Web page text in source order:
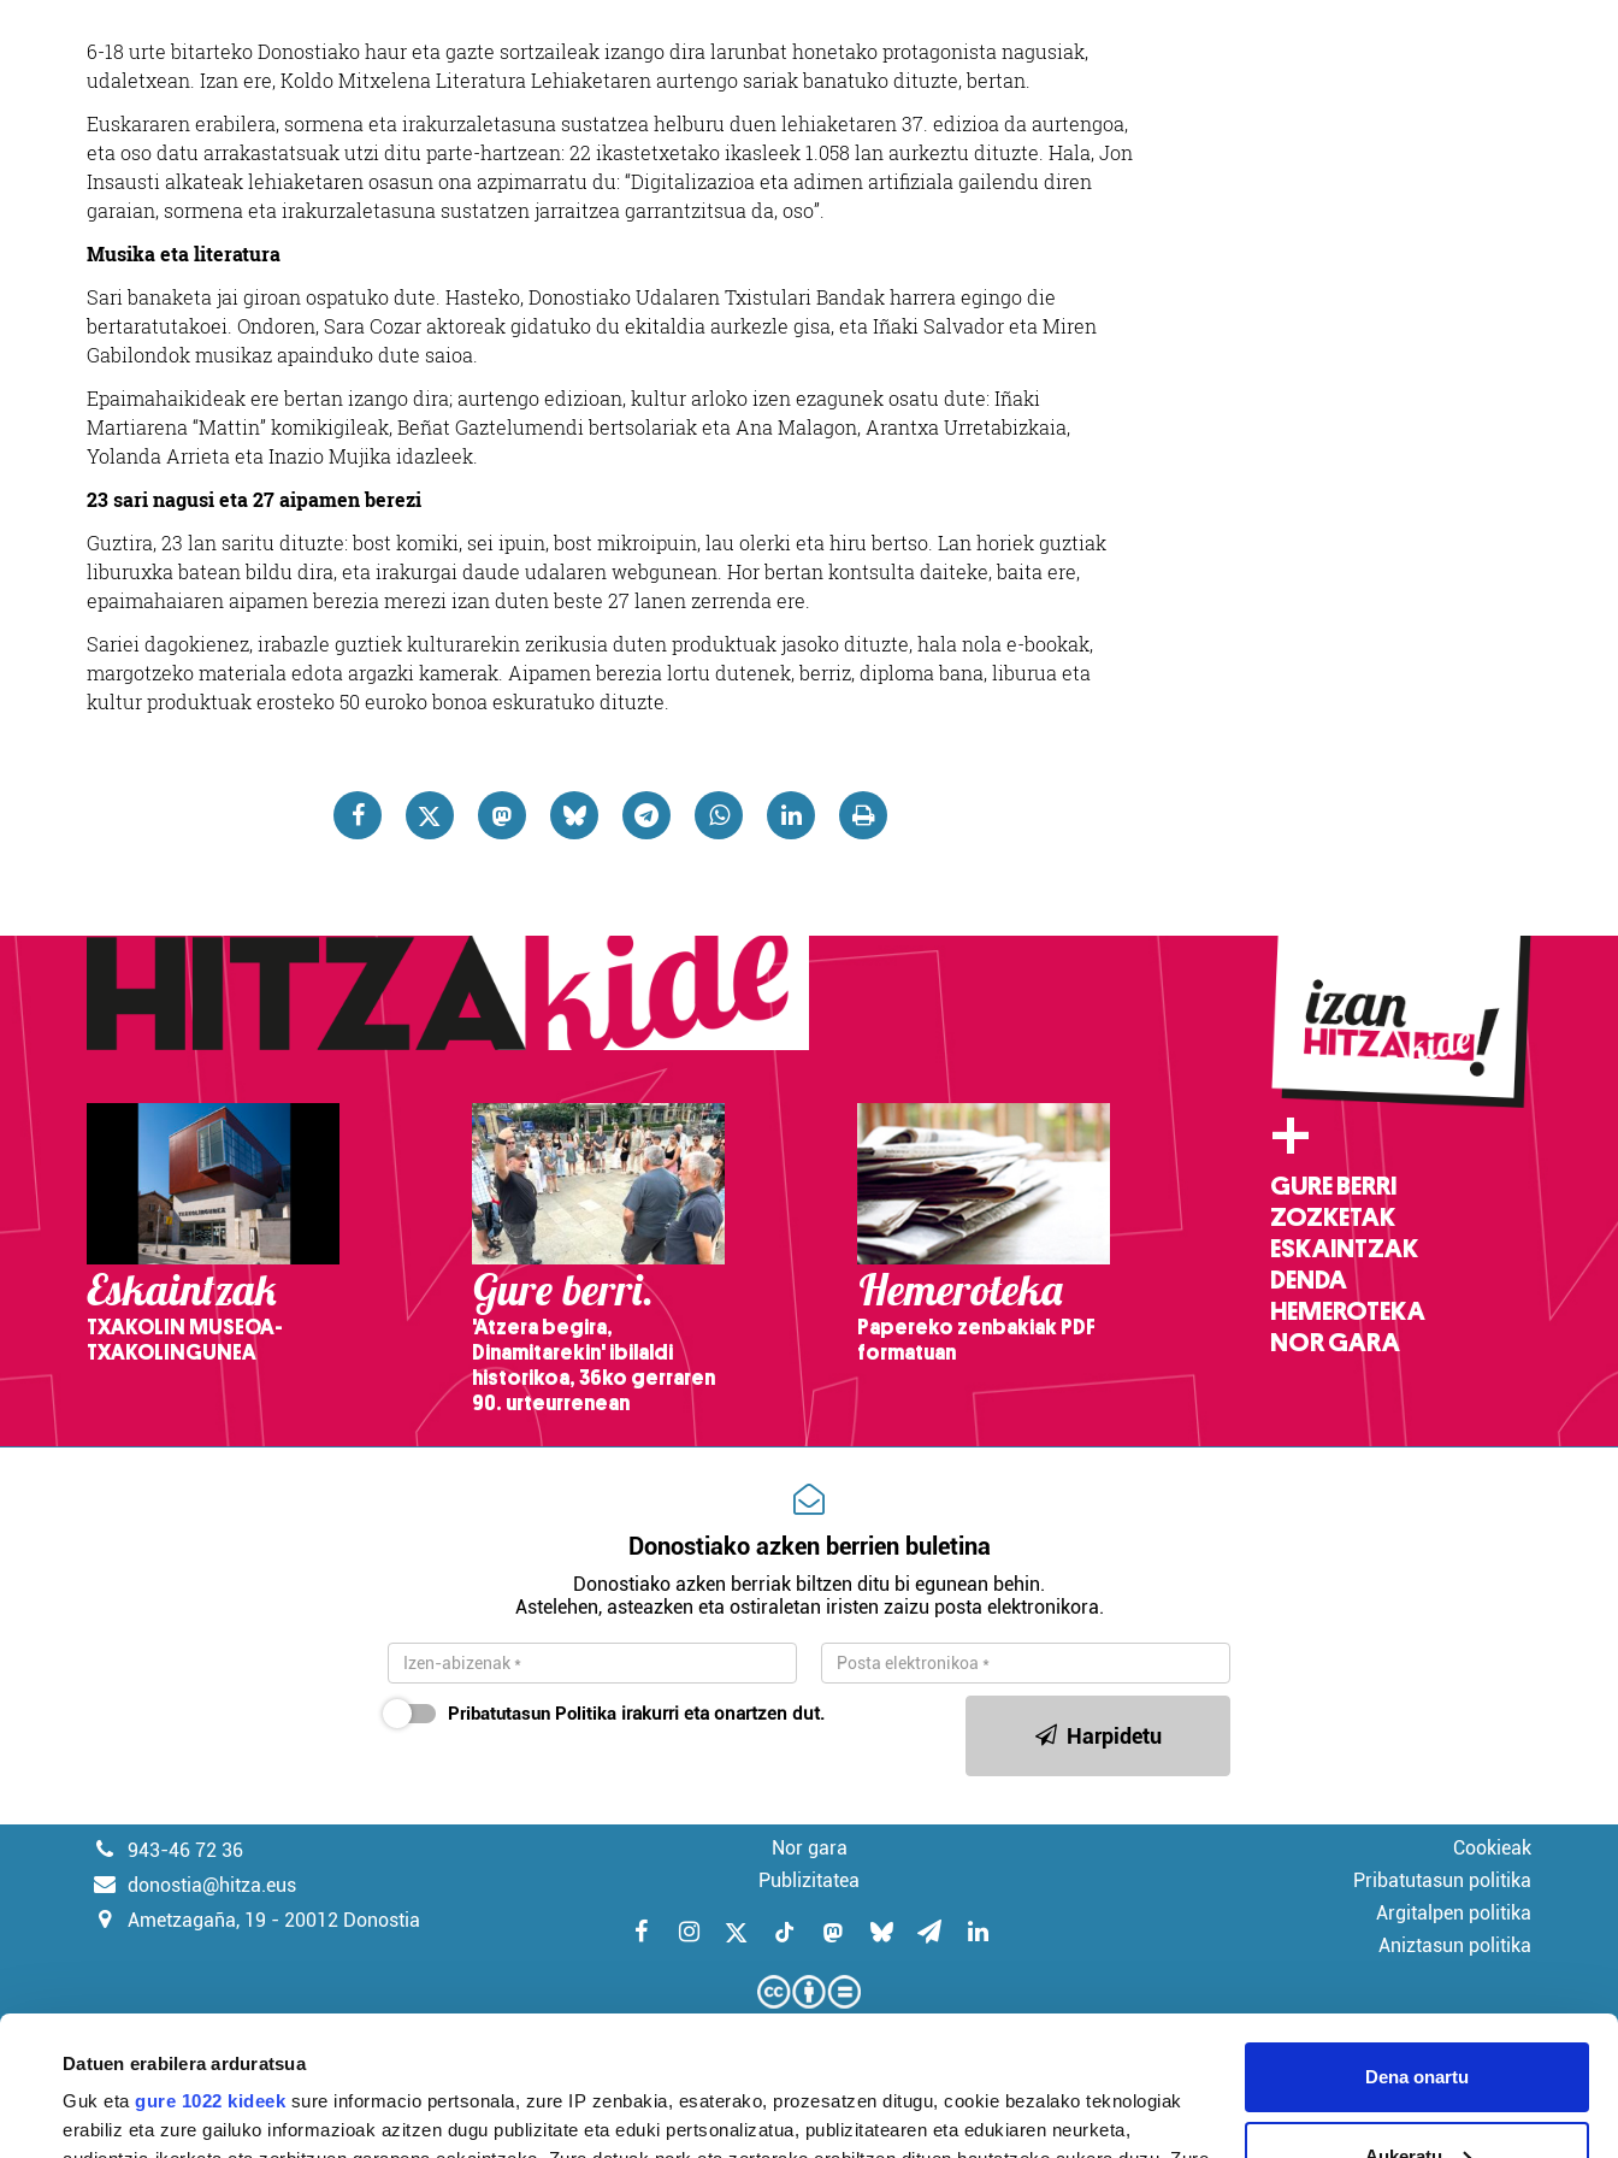
Datuen erabilera arduratsua
Guk etagure 1022 kideek sure informacio pertsonala, zure IP zenbakia, esaterako, prozesatzen ditugu, cookie bezalako teknologiak
erabiliz eta zure gailuko informazioak azitzen dugu publizitate eta eduki pertsonalizatua, publizitatearen eta edukiaren neurketa,
Dena onartu
6-18 urte bitarteko Donostiako haur eta gazte sortzaileak izango dira larunbat honetako protagonista nagusiak,
udaletxean. Izan ere, Koldo Mitxelena Literatura Lehiaketaren aurtengo sariak banatuko dituzte, bertan.
Euskararen erabilera, sormena eta irakurzaletasuna sustatzea helburu duen lehiaketaren 37. edizioa da aurtengoa,
eta oso datu arrakastatsuak utzi ditu parte-hartzean: 22 ikastetxetako ikasleek 1.058 lan aurkeztu dituzte. Hala, Jon
Insausti alkateak lehiaketaren osasun ona azpimarratu du: “Digitalizazioa eta adimen artifiziala gailendu diren
garaian, sormena eta irakurzaletasuna sustatzen jarraitzea garrantzitsua da, oso”.
Musika eta literatura
Sari banaketa jai giroan ospatuko dute. Hasteko, Donostiako Udalaren Txistulari Bandak harrera egingo die
bertaratutakoei. Ondoren, Sara Cozar aktoreak gidatuko du ekitaldia aurkezle gisa, eta Iñaki Salvador eta Miren
Gabilondok musikaz apainduko dute saioa.
Epaimahaikideak ere bertan izango dira; aurtengo edizioan, kultur arloko izen ezagunek osatu dute: Iñaki
Martiarena “Mattin” komikigileak, Beñat Gaztelumendi bertsolariak eta Ana Malagon, Arantxa Urretabizkaia,
Yolanda Arrieta eta Inazio Mujika idazleek.
23 sari nagusi eta 27 aipamen berezi
Guztira, 23 lan saritu dituzte: bost komiki, sei ipuin, bost mikroipuin, lau olerki eta hiru bertso. Lan horiek guztiak
liburuxka batean bildu dira, eta irakurgai daude udalaren webgunean. Hor bertan kontsulta daiteke, baita ere,
epaimahaiaren aipamen berezia merezi izan duten beste 27 lanen zerrenda ere.
Sariei dagokienez, irabazle guztiek kulturarekin zerikusia duten produktuak jasoko dituzte, hala nola e-bookak,
margotzeko materiala edota argazki kamerak. Aipamen berezia lortu dutenek, berriz, diploma bana, liburua eta
kultur produktuak erosteko 50 euroko bonoa eskuratuko dituzte.
Eskaintzak
TXAKOLIN MUSEOA-
TXAKOLINGUNEA
Gure berri.
'Atzera begira,
Dinamitarekin' ibilaldi
historikoa, 36ko gerraren
90. urteurrenean
Hemeroteka
Papereko zenbakiak PDF
formatuan
+
GURE BERRI
ZOZKETAK
ESKAINTZAK
DENDA
HEMEROTEKA
NOR GARA
Donostiako azken berrien buletina
Donostiako azken berriak biltzen ditu bi egunean behin.
Astelehen, asteazken eta ostiraletan iristen zaizu posta elektronikora.
Pribatutasun Politika irakurri eta onartzen dut.
Harpidetu
943-46 72 36
donostia@hitza.eus
Ametzagaña, 19 - 20012 Donostia
Nor gara
Publizitatea
KUDEAKETA AURRERATUARI
Cookieak
Pribatutasun politika
Argitalpen politika
Aniztasun politika